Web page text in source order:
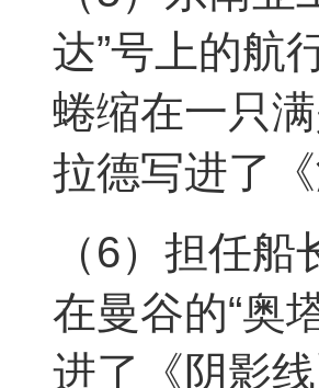
达”号上的航
蜷缩在一只
拉德写进了
（6）担任
在曼谷的“奥
进了《阴影